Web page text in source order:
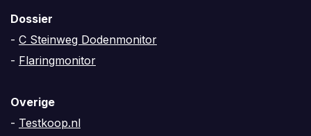
Dossier
- C Steinweg Dodenmonitor
- Flaringmonitor
Overige
- Testkoop.nl